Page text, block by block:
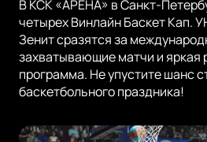
В КСК «АРЕНА» в Санкт-
четырех Винлайн Баскет Кап.
Зенит сразятся за
захватывающие матчи и яркая
программа. Не упустите шанс
баскетбольного праздника!